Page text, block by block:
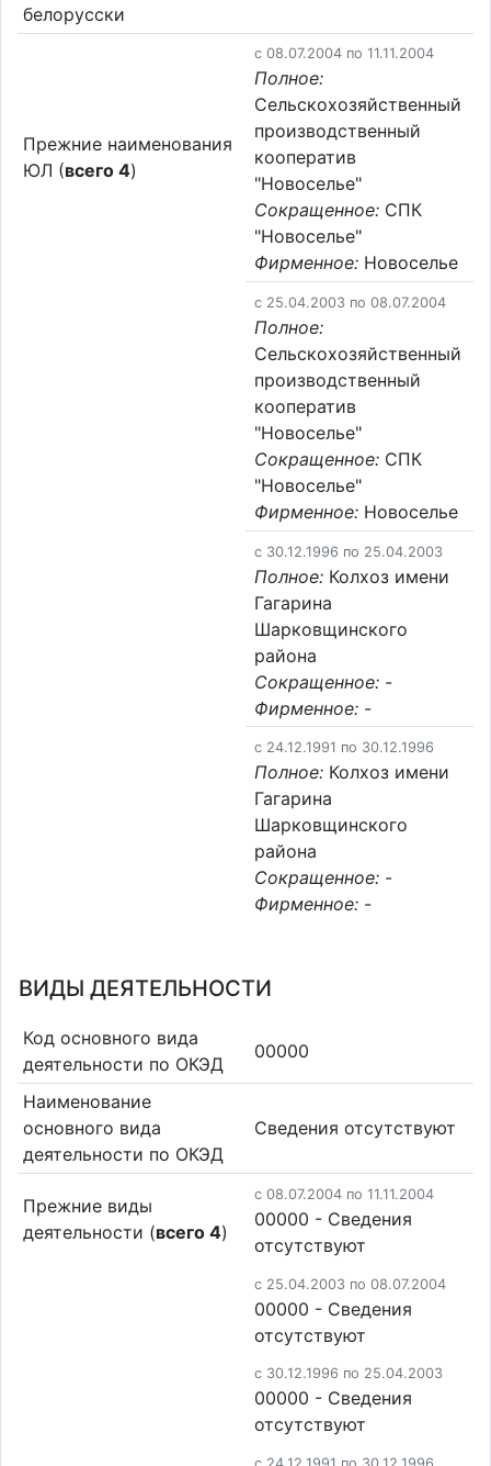
белорусски
Прежние наименования
ЮЛ (всего 4)
c 08.07.2004 по 11.11.2004
Полное:
Сельскохозяйственный
производственный
кооператив
"Новоселье"
Сокращенное: СПК
"Новоселье"
Фирменное: Новоселье
c 25.04.2003 по 08.07.2004
Полное:
Сельскохозяйственный
производственный
кооператив
"Новоселье"
Сокращенное: СПК
"Новоселье"
Фирменное: Новоселье
c 30.12.1996 по 25.04.2003
Полное: Колхоз имени
Гагарина
Шарковщинского
района
Сокращенное: -
Фирменное: -
c 24.12.1991 по 30.12.1996
Полное: Колхоз имени
Гагарина
Шарковщинского
района
Сокращенное: -
Фирменное: -
ВИДЫ ДЕЯТЕЛЬНОСТИ
Код основного вида
деятельности по ОКЭД
00000
Наименование
основного вида
деятельности по ОКЭД
Cведения отсутствуют
Прежние виды
деятельности (всего 4)
c 08.07.2004 по 11.11.2004
00000 - Cведения
отсутствуют
c 25.04.2003 по 08.07.2004
00000 - Cведения
отсутствуют
c 30.12.1996 по 25.04.2003
00000 - Cведения
отсутствуют